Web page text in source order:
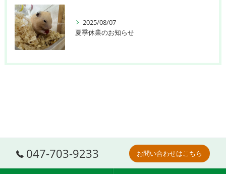
2025/08/07
夏季休業のお知らせ
047-703-9233 お問い合わせはこちら